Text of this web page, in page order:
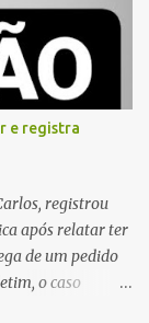
no local. Outras
não
de saúde dos
atenderam a
Até a
A Polícia
disparos e as
e registra
registrou
após relatar ter
de um pedido
o caso